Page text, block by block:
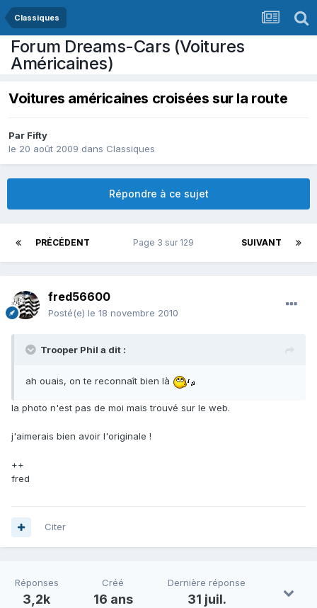
Classiques
Forum Dreams-Cars (Voitures
Américaines)
Voitures américaines croisées sur la route
Par Fifty
le 20 août 2009 dans Classiques
Répondre à ce sujet
PRÉCÉDENT SUIVANT
Page 3 sur 129
fred56600
Posté(e) le 18 novembre 2010
Trooper Phil a dit :
ah ouais, on te reconnaît bien là
la photo n'est pas de moi mais trouvé sur le web.
j'aimerais bien avoir l'originale !
++
fred
Citer
Réponses
3,2k
Créé
16 ans
Dernière réponse
31 juil.